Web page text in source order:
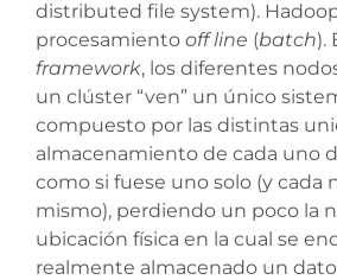
distributed file system).
procesamiento off line (batch).
framework, los diferentes
un clúster “ven” un único
compuesto por las distintas
almacenamiento de cada uno
como si fuese uno solo (y cada
mismo), perdiendo un poco la
ubicación física en la cual se
realmente almacenado un